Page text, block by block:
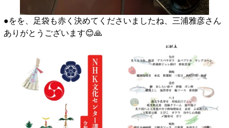
●をを、足袋も赤く決めてくださいましたね、三浦雅彦さん
ありがとうございます😊🙏